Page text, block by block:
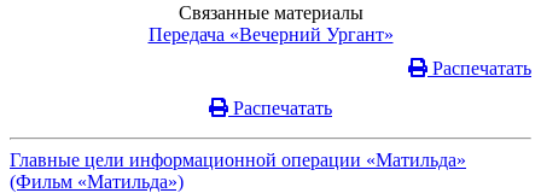
Связанные материалы
Передача «Вечерний Ургант»
Распечатать
Распечатать
Главные цели информационной операции «Матильда»
(Фильм «Матильда»)